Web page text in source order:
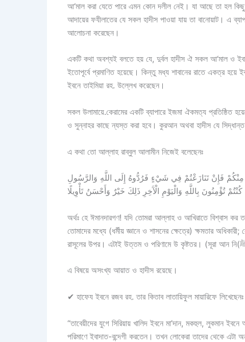
আ‘মাল করা যেতে পারে এমন কোন দলীল নেই। যা আছে তা হল
আদায়ের ফযীলাতের যে সকল হাদীস পাওয়া যায় তা বানোয়াট। এ
আলোচনা করেছেন।
একটি কথা অবশ্যই বলতে হয় যে, দুর্বল হাদীস ঐ সকল আ‘মাল ও
ইতোপূর্বে প্রমাণিত হয়েছে। কিন্তু মধ্য শাবানের রাতে একত্র হয়ে
ইবনে তাইমিয়া রহ. উল্লেখ করেছেন।
সকল উলামায়ে.কেরামের একটি ব্যাপারে ইজমা ঐকমত্য প্রতিষ্ঠিত
ও সুন্নাহর কাছে ন্যস্ত করা হবে। কুরআন অথবা হাদীস যে
এ কথা তো আল্লাহ রাব্বুল আলামীন নিজেই বলেছেনঃ
مِنْكُمْ فَإِنْ تَنَازَعْتُمْ فِي شَيْءٍ فَرُدُّوهُ إِلَى اللَّهِ وَالرَّسُولِ
অর্থঃ হে ঈমানদারগণ! যদি তোমরা আল্লাহ ও আখিরাতে বিশ্বাস
তোমাদের মধ্যে (ধর্মীয় জ্ঞানে ও শাসনের ক্ষেত্রে) ক্ষমতার
এ বিষয়ে অসংখ্য আয়াত ও হাদীস রয়েছে।
✔ হাফেয ইবনে রজব রহ. তার কিতাব লাতায়িফুল মায়ারিফে লিখেছেনঃ
“তাবেয়ীদের যুগে সিরিয়ায় খালিদ ইবনে মা’দান, মকহুল, লুকমান
পরিমাণে ইবাদাত-বন্দেগী করতেন। তখন লোকেরা তাদের থেকে